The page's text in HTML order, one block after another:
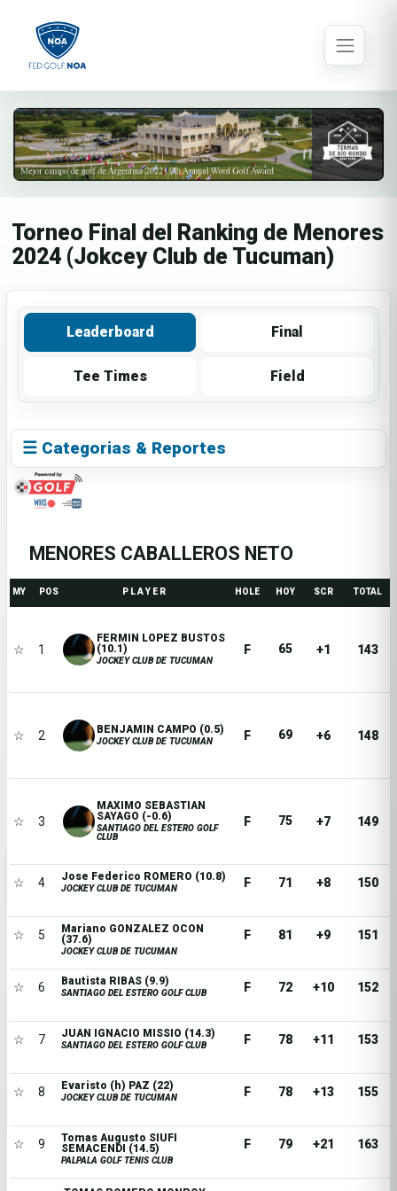
Torneo Final del Ranking de Menores
2024 (Jokcey Club de Tucuman)
Leaderboard Final
Tee Times Field
☰ Categorias & Reportes
MENORES CABALLEROS NETO
MY POS P L A Y E R HOLE HOY SCR TOTAL
☆ 1
FERMIN LOPEZ BUSTOS
(10.1)
JOCKEY CLUB DE TUCUMAN
F 65 +1 143
☆ 2 BENJAMIN CAMPO (0.5)
JOCKEY CLUB DE TUCUMAN F 69 +6 148
☆ 3
MAXIMO SEBASTIAN
SAYAGO (-0.6)
SANTIAGO DEL ESTERO GOLF
CLUB
F 75 +7 149
☆ 4 Jose Federico ROMERO (10.8)
JOCKEY CLUB DE TUCUMAN F 71 +8 150
☆ 5
Mariano GONZALEZ OCON
(37.6)
JOCKEY CLUB DE TUCUMAN
F 81 +9 151
☆ 6 Bautista RIBAS (9.9)
SANTIAGO DEL ESTERO GOLF CLUB F 72 +10 152
☆ 7 JUAN IGNACIO MISSIO (14.3)
SANTIAGO DEL ESTERO GOLF CLUB F 78 +11 153
☆ 8 Evaristo (h) PAZ (22)
JOCKEY CLUB DE TUCUMAN F 78 +13 155
☆ 9
Tomas Augusto SIUFI
SEMACENDI (14.5)
PALPALA GOLF TENIS CLUB
F 79 +21 163